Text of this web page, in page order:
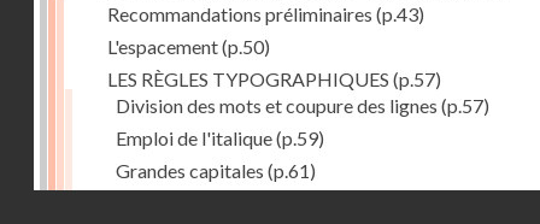
Recommandations préliminaires (p.43)
L'espacement(p.50)
LES RÈGLES TYPOGRAPHIQUES (p.57)
Division des mots et coupure des lignes (p.57)
Emploi de l'italique(p.59)
Grandes capitales (p.61)